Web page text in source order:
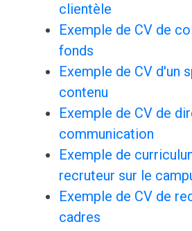
clientèle
Exemple de CV de
fonds
Exemple de CV d'un
contenu
Exemple de CV de
communication
Exemple de
recruteur sur le
Exemple de CV de
cadres